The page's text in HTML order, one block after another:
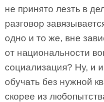
не принято лезть в
разговор
одно и то же, вне
от национальности
социализация? Ну, и
обучать без нужной
скорее из